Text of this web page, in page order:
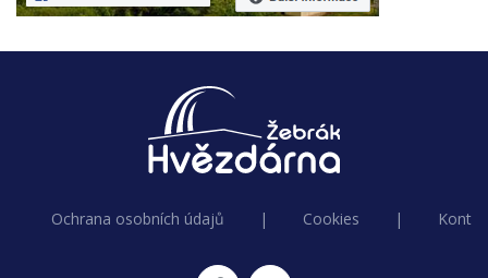
Ochrana osobních údajů | Cookies |